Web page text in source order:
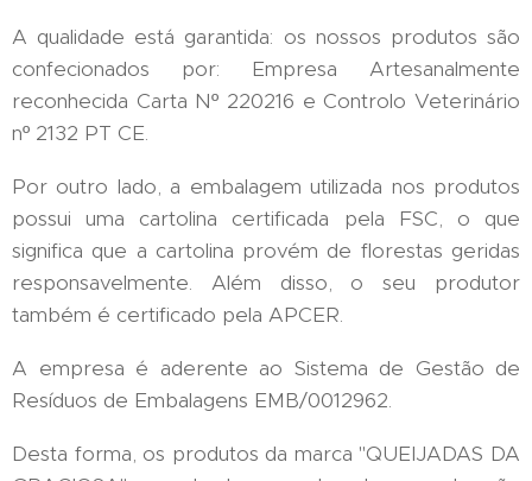
A qualidade está garantida: os nossos produtos são
confecionados por: Empresa Artesanalmente
reconhecida Carta Nº 220216 e Controlo Veterinário
nº 2132 PT CE.
Por outro lado, a embalagem utilizada nos produtos
possui uma cartolina certificada pela FSC, o que
significa que a cartolina provém de florestas geridas
responsavelmente. Além disso, o seu produtor
também é certificado pela APCER.
A empresa é aderente ao Sistema de Gestão de
Resíduos de Embalagens EMB/0012962.
Desta forma, os produtos da marca "QUEIJADAS DA